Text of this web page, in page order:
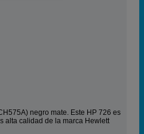
negro mate. Este HP 726 es
alta calidad de la marca Hewlett